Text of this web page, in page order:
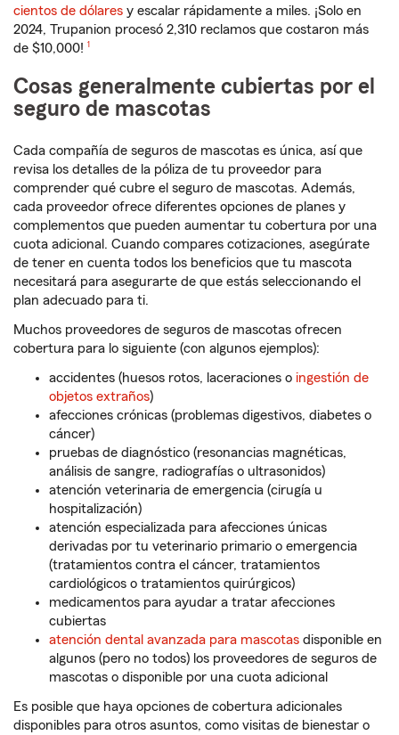
cientos de dólares y escalar rápidamente a miles. ¡Solo en
2024, Trupanion procesó 2,310 reclamos que costaron más
de $10,000!
Nota de pie de página
1
Cosas generalmente cubiertas por el
seguro de mascotas
Cada compañía de seguros de mascotas es única, así que
revisa los detalles de la póliza de tu proveedor para
comprender qué cubre el seguro de mascotas. Además,
cada proveedor ofrece diferentes opciones de planes y
complementos que pueden aumentar tu cobertura por una
cuota adicional. Cuando compares cotizaciones, asegúrate
de tener en cuenta todos los beneficios que tu mascota
necesitará para asegurarte de que estás seleccionando el
plan adecuado para ti.
Muchos proveedores de seguros de mascotas ofrecen
cobertura para lo siguiente (con algunos ejemplos):
accidentes (huesos rotos, laceraciones o ingestión de
objetos extraños)
afecciones crónicas (problemas digestivos, diabetes o
cáncer)
pruebas de diagnóstico (resonancias magnéticas,
análisis de sangre, radiografías o ultrasonidos)
atención veterinaria de emergencia (cirugía u
hospitalización)
atención especializada para afecciones únicas
derivadas por tu veterinario primario o emergencia
(tratamientos contra el cáncer, tratamientos
cardiológicos o tratamientos quirúrgicos)
medicamentos para ayudar a tratar afecciones
cubiertas
atención dental avanzada para mascotas disponible en
algunos (pero no todos) los proveedores de seguros de
mascotas o disponible por una cuota adicional
Es posible que haya opciones de cobertura adicionales
disponibles para otros asuntos, como visitas de bienestar o